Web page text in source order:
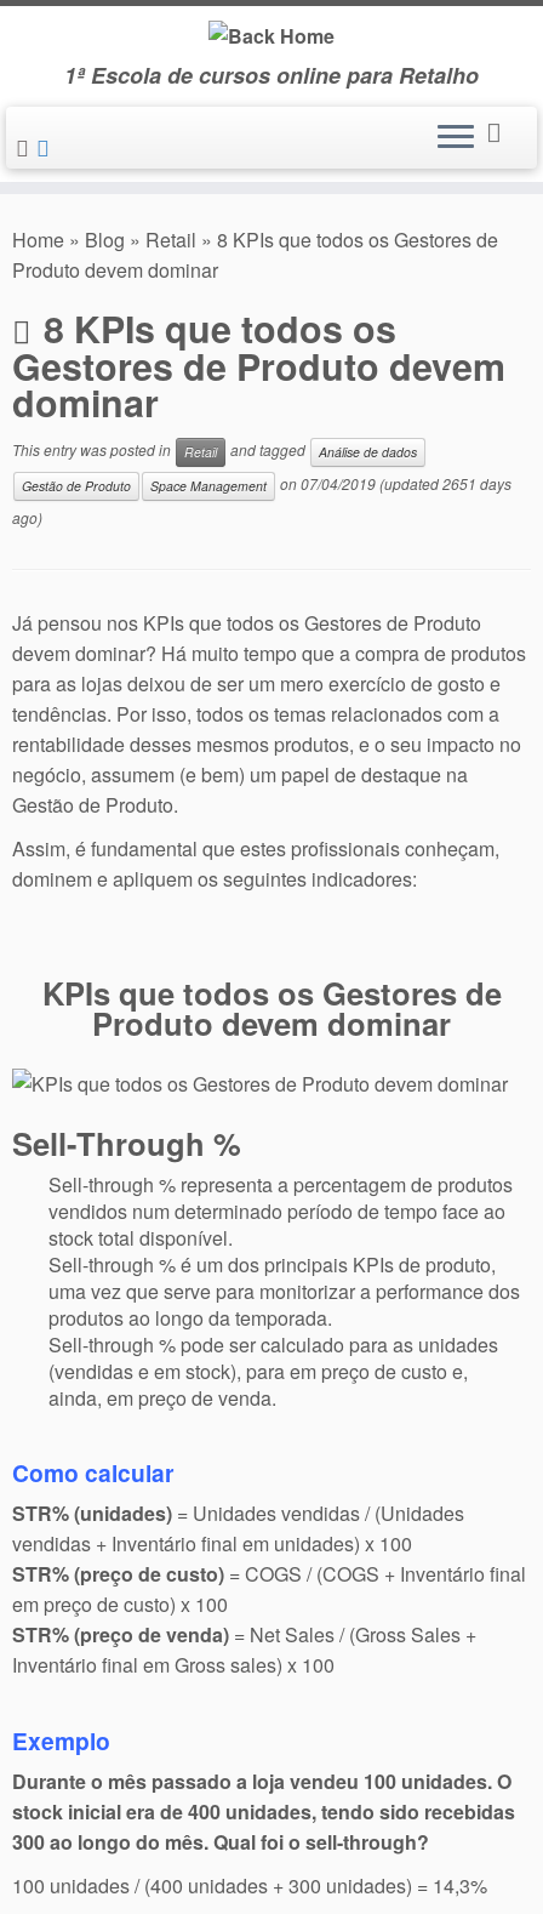
Skip
1ª Escola de cursos online para Retalho
Home » Blog » Retail » 8 KPIs que todos os Gestores de
Produto devem dominar
8 KPIs que todos os
Gestores de Produto devem
dominar
This entry was posted in Retail and tagged
Análise de dados
Gestão de Produto
Space Management on07/04/2019(updated 2651 days
ago)
Já pensou nos KPIs que todos os Gestores de Produto
devem dominar? Há muito tempo que a compra de produtos
para as lojas deixou de ser um mero exercício de gosto e
tendências. Por isso, todos os temas relacionados com a
rentabilidade desses mesmos produtos, e o seu impacto no
negócio, assumem (e bem) um papel de destaque na
Gestão de Produto.
Assim, é fundamental que estes profissionais conheçam,
dominem e apliquem os seguintes indicadores:
KPIs que todos os Gestores de
Produto devem dominar
Sell-Through %
Sell-through % representa a percentagem de produtos
vendidos num determinado período de tempo face ao
stock total disponível.
Sell-through % é um dos principais KPIs de produto,
uma vez que serve para monitorizar a performance dos
produtos ao longo da temporada.
Sell-through % pode ser calculado para as unidades
(vendidas e em stock), para em preço de custo e,
ainda, em preço de venda.
Como calcular
STR% (unidades) = Unidades vendidas / (Unidades
vendidas + Inventário final em unidades) x 100
STR% (preço de custo) = COGS / (COGS + Inventário final
em preço de custo) x 100
STR% (preço de venda) = Net Sales / (Gross Sales +
Inventário final em Gross sales) x 100
Exemplo
Durante o mês passado a loja vendeu 100 unidades. O
stock inicial era de 400 unidades, tendo sido recebidas
300 ao longo do mês. Qual foi o sell-through?
100 unidades / (400 unidades + 300 unidades) = 14,3%